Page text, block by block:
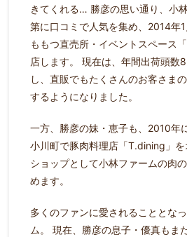
きてくれる… 勝彦の思い通り、小
第に口コミで人気を集め、2014年
ももつ直売所・イベントスペース
店します。
現在は、年間出荷頭数
し、直販でもたくさんのお客さま
するようになりました。
一方、勝彦の妹・恵子も、2010年
小川町で豚肉料理店「T.dining」を
ショップとして小林ファームの肉
めます。
多くのファンに愛されることとな
ム。
現在、勝彦の息子・優真もま